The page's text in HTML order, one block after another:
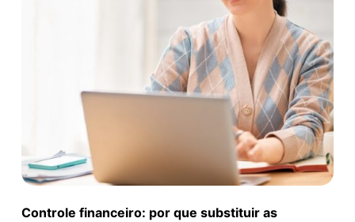
Controle financeiro: por que substituir as